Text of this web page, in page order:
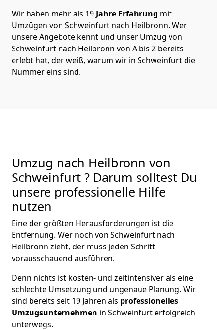
Wir haben mehr als 19 Jahre Erfahrung mit
Umzügen von Schweinfurt nach Heilbronn. Wer
unsere Angebote kennt und unser Umzug von
Schweinfurt nach Heilbronn von A bis Z bereits
erlebt hat, der weiß, warum wir in Schweinfurt die
Nummer eins sind.
Umzug nach Heilbronn von
Schweinfurt ? Darum solltest Du
unsere professionelle Hilfe
nutzen
Eine der größten Herausforderungen ist die
Entfernung. Wer noch von Schweinfurt nach
Heilbronn zieht, der muss jeden Schritt
vorausschauend ausführen.
Denn nichts ist kosten- und zeitintensiver als eine
schlechte Umsetzung und ungenaue Planung. Wir
sind bereits seit 19 Jahren als professionelles
Umzugsunternehmen in Schweinfurt erfolgreich
unterwegs.